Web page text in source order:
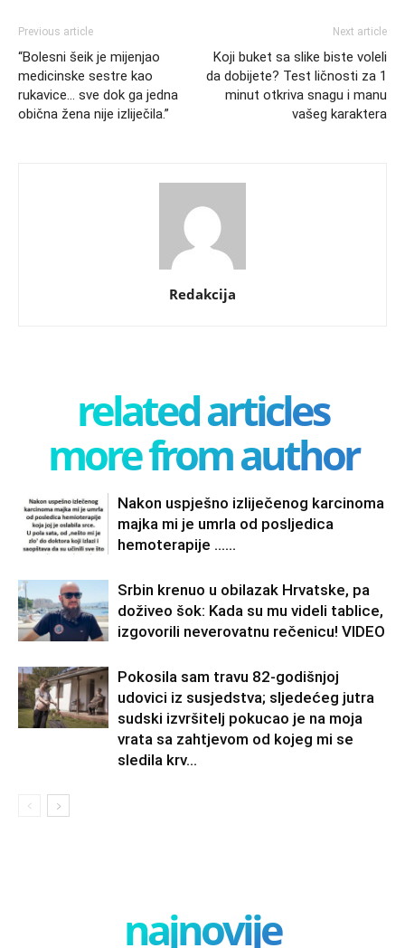
Previous article
“Bolesni šeik je mijenjao
medicinske sestre kao
rukavice… sve dok ga jedna
obična žena nije izliječila.”
Next article
Koji buket sa slike biste voleli
da dobijete? Test ličnosti za 1
minut otkriva snagu i manu
vašeg karaktera
Redakcija
related articles
more from author
Nakon uspješno izliječenog karcinoma
majka mi je umrla od posljedica
hemoterapije ……
Srbin krenuo u obilazak Hrvatske, pa
doživeo šok: Kada su mu videli tablice,
izgovorili neverovatnu rečenicu! VIDEO
Pokosila sam travu 82-godišnjoj
udovici iz susjedstva; sljedećeg jutra
sudski izvršitelj pokucao je na moja
vrata sa zahtjevom od kojeg mi se
sledila krv...
najnovije